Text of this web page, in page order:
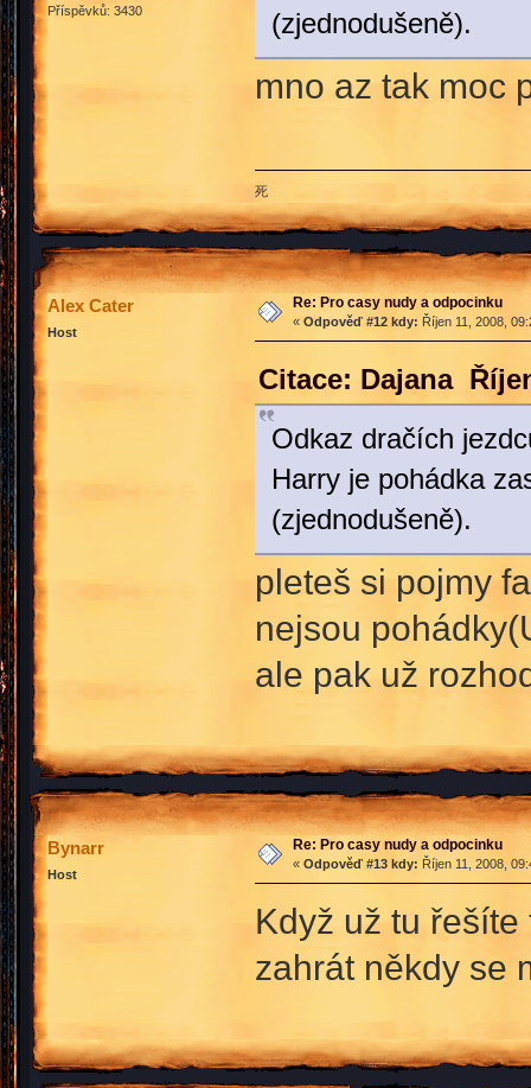
Příspěvků: 3430
(zjednodušeně).
mno az tak moc
死
Alex Cater
Host
Re: Pro casy nudy a odpocinku
« Odpověď #12 kdy: Říjen 11, 2008,
Citace: Dajana
Odkaz dračích
Harry je pohádka
(zjednodušeně).
pleteš si pojmy
nejsou
ale pak už
Bynarr
Host
Re: Pro casy nudy a odpocinku
« Odpověď #13 kdy: Říjen 11, 2008,
Když už tu
zahrát někdy se